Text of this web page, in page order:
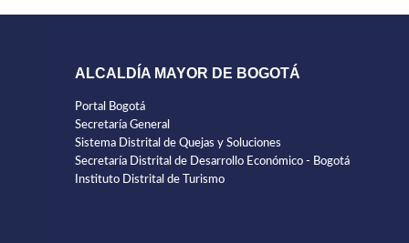
ALCALDÍA MAYOR DE BOGOTÁ
Portal Bogotá
Secretaría General
Sistema Distrital de Quejas y Soluciones
Secretaría Distrital de Desarrollo Económico - Bogotá
Instituto Distrital de Turismo